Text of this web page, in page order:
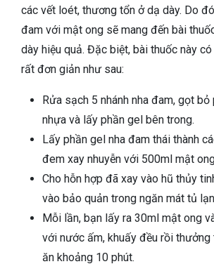
các vết loét, thương tổn ở dạ dày. Do
đam với mật ong sẽ mang đến bài
dày hiệu quả. Đặc biệt, bài thuốc này
rất đơn giản như sau:
Rửa sạch 5 nhánh nha đam, gọt
nhựa và lấy phần gel bên trong.
Lấy phần gel nha đam thái thành
đem xay nhuyễn với 500ml mật
Cho hỗn hợp đã xay vào hũ thủy
vào bảo quản trong ngăn mát tủ
Mỗi lần, bạn lấy ra 30ml mật ong
với nước ấm, khuấy đều rồi
ăn khoảng 10 phút.